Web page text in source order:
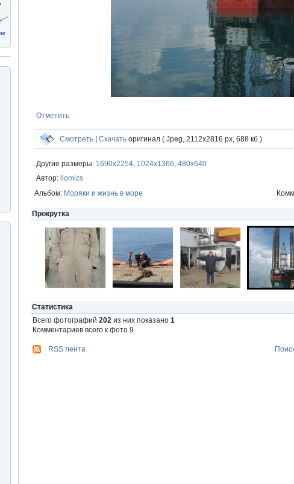
Отметить
Смотреть Скачать оригинал ( Jpeg, 2112x2816 px, 688 кб )
Другие размеры: 1690x2254, 1024x1366, 480x640
Автор: liomics
Альбом: Моряки и жизнь в море
Прокрутка
Статистика
Всего фотографий 202 из них показано 1
Комментариев всего к фото 9
RSS лента